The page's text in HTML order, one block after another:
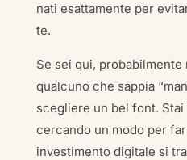
nati esattamente per
te.
Se sei qui,
qualcuno che sappia
scegliere un bel font.
cercando un modo per
investimento digitale si